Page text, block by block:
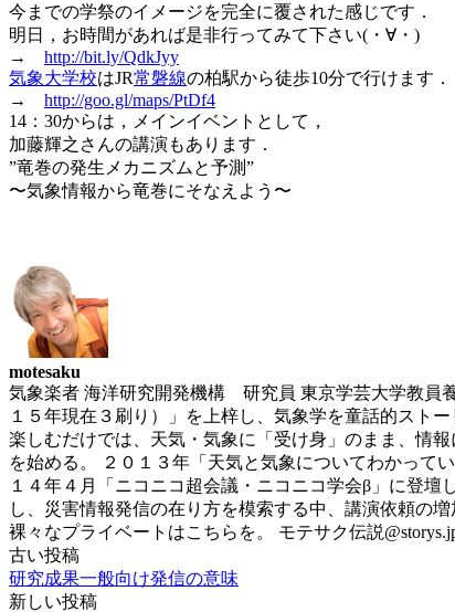
今までの学祭のイメージを完全に覆された感じです．
明日，お時間があれば是非行ってみて下さい(・∀・)
→ http://bit.ly/QdkJyy
気象大学校はJR常磐線の柏駅から徒歩10分で行けます．
→ http://goo.gl/maps/PtDf4
14：30からは，メインイベントとして，
加藤輝之さんの講演もあります．
”竜巻の発生メカニズムと予測”
〜気象情報から竜巻にそなえよう〜
motesaku
気象楽者 海洋研究開発機構 研究員 東京学芸大学教員
１５年現在３刷り）」を上梓し、気象学を童話的スト
楽しむだけでは、天気・気象に「受け身」のまま、情
を始める。 ２０１３年「天気と気象についてわかって
１４年４月「ニコニコ超会議・ニコニコ学会β」に登
し、災害情報発信の在り方を模索する中、講演依頼の
裸々なプライベートはこちらを。 モテサク伝説
投
稿
古い投稿
研究成果一般向け発信の意味
新しい投稿